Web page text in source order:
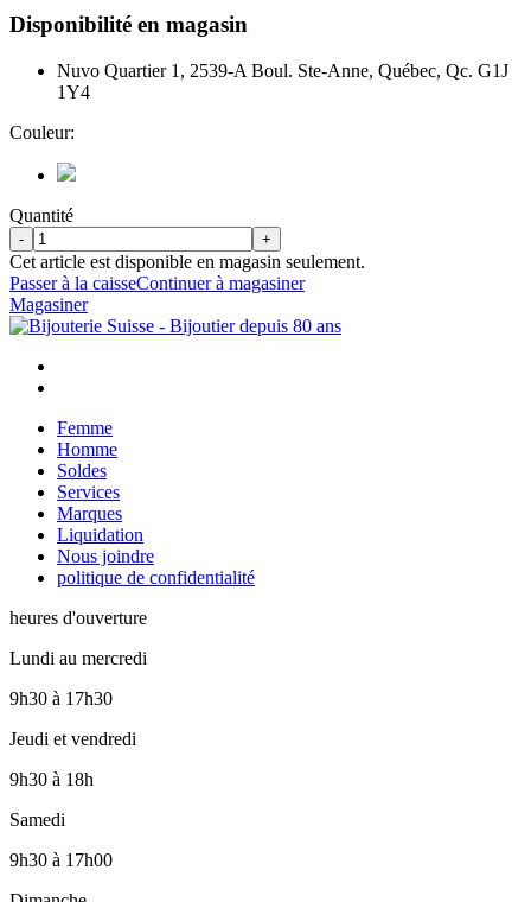
Disponibilité en magasin
Nuvo Quartier 1, 2539-A Boul. Ste-Anne, Québec, Qc. G1J
1Y4
Couleur:
Quantité
- +
Cet article est disponible en magasin seulement.
Passer à la caisseContinuer à magasiner
Magasiner
Femme
Homme
Soldes
Services
Marques
Liquidation
Nous joindre
politique de confidentialité
heures d'ouverture
Lundi au mercredi
9h30 à 17h30
Jeudi et vendredi
9h30 à 18h
Samedi
9h30 à 17h00